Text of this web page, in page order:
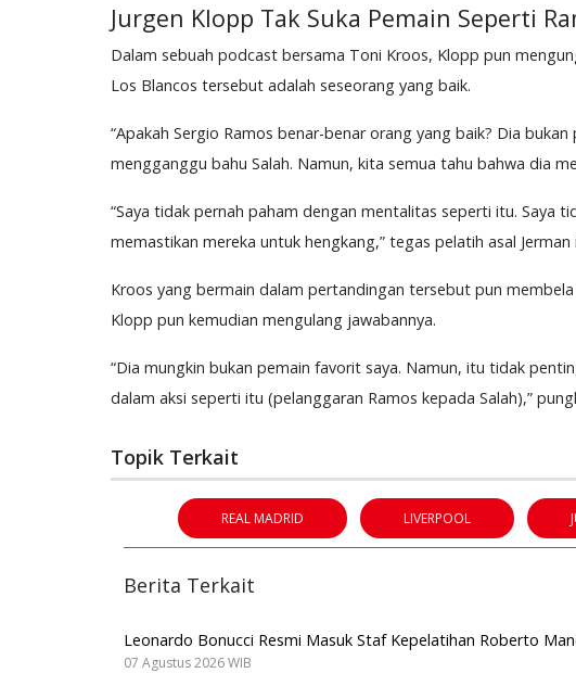
Jurgen Klopp Tak Suka Pemain Seperti
Dalam sebuah podcast bersama Toni Kroos, Klopp pun
Los Blancos tersebut adalah seseorang yang baik.
“Apakah Sergio Ramos benar-benar orang yang baik? Dia
mengganggu bahu Salah. Namun, kita semua tahu bahwa dia
“Saya tidak pernah paham dengan mentalitas seperti itu. Saya
memastikan mereka untuk hengkang,” tegas pelatih asal Jerman
Kroos yang bermain dalam pertandingan tersebut pun
Klopp pun kemudian mengulang jawabannya.
“Dia mungkin bukan pemain favorit saya. Namun, itu tidak
dalam aksi seperti itu (pelanggaran Ramos kepada Salah),”
Topik Terkait
REAL MADRID LIVERPOOL
Berita Terkait
Leonardo Bonucci Resmi Masuk Staf Kepelatihan Roberto
07 Agustus 2026 WIB